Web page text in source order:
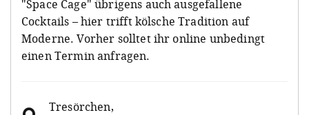
"Space Cage" übrigens auch ausgefallene
Cocktails – hier trifft kölsche Tradition auf
Moderne. Vorher solltet ihr online unbedingt
einen Termin anfragen.
Tresörchen,